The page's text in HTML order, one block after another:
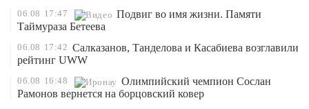
06.08 17:47
Подвиг во имя жизни. Памяти
Таймураза Бетеева
06.08 17:42 Салказанов, Танделова и Касабиева возглавили
рейтинг UWW
06.08 16:48
Олимпийский чемпион Сослан
Рамонов вернется на борцовский ковер